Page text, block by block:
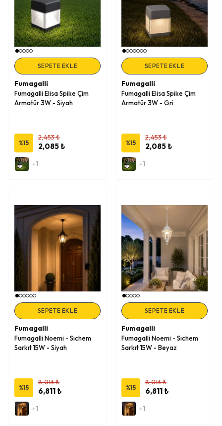
SEPETE EKLE
Fumagalli
Fumagalli Elisa Spike Çim
Armatür 3W - Siyah
%15
2,453 ₺
2,085 ₺
+1
SEPETE EKLE
Fumagalli
Fumagalli Elisa Spike Çim
Armatür 3W - Gri
%15
2,453 ₺
2,085 ₺
+1
SEPETE EKLE
Fumagalli
Fumagalli Noemi - Sichem
Sarkıt 15W - Siyah
%15
8,013 ₺
6,811 ₺
+1
SEPETE EKLE
Fumagalli
Fumagalli Noemi - Sichem
Sarkıt 15W - Beyaz
%15
8,013 ₺
6,811 ₺
+1